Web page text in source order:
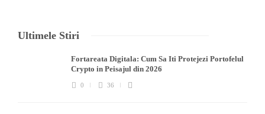
Ultimele Stiri
Fortareata Digitala: Cum Sa Iti Protejezi Portofelul
Crypto in Peisajul din 2026
0 36